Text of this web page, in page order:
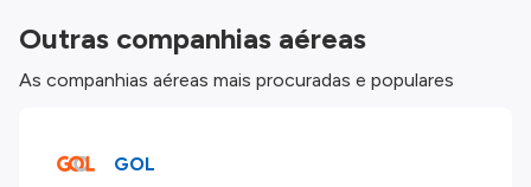
Outras companhias aéreas
As companhias aéreas mais procuradas e populares
GOL